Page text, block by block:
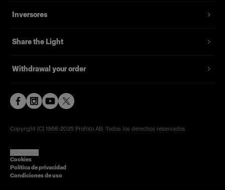
Inversores
Share the Light
Withdrawal your order
Copyright (C) 1968-2025 Profoto AB. Todos los derechos reservados.
Cookies
Política de privacidad
Condiciones de uso